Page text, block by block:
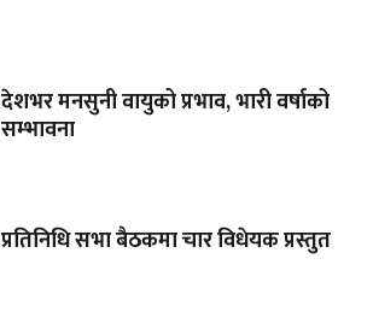
देशभर मनसुनी वायुको प्रभाव, भारी वर्षाको
सम्भावना
प्रतिनिधि सभा बैठकमा चार विधेयक प्रस्तुत